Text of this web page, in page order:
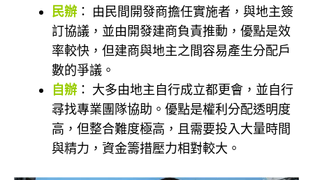
民辦 ： 由民間開發商擔任實施者，與地主簽
訂協議，並由開發建商負責推動，優點是效
率較快，但建商與地主之間容易產生分配戶
數的爭議。
自辦 ： 大多由地主自行成立都更會，並自行
尋找專業團隊協助。優點是權利分配透明度
高，但整合難度極高，且需要投入大量時間
與精力，資金籌措壓力相對較大。